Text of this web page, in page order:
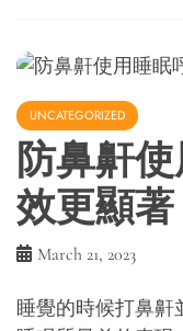
UNCATEGORIZED
防鼻鼾
效更顯著
March 21, 2023
睡覺的時候打鼻鼾